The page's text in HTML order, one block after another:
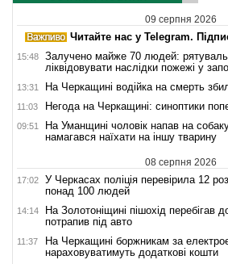
09 серпня 2026
Читайте нас у Telegram.
15:48
Залучено майже 70 людей:
ліквідовувати наслідки пожежі у
13:31 На Черкащині водійка на смерть
11:03 Негода на Черкащині: синоптики
09:51
На Уманщині чоловік напав на
намагався наїхати на іншу тварину
08 серпня 2026
17:02
У Черкасах поліція перевірила 12
понад 100 людей
14:14
На Золотоніщині пішохід перебігав
потрапив під авто
11:37
На Черкащині боржникам за
нараховуватимуть додаткові кошти